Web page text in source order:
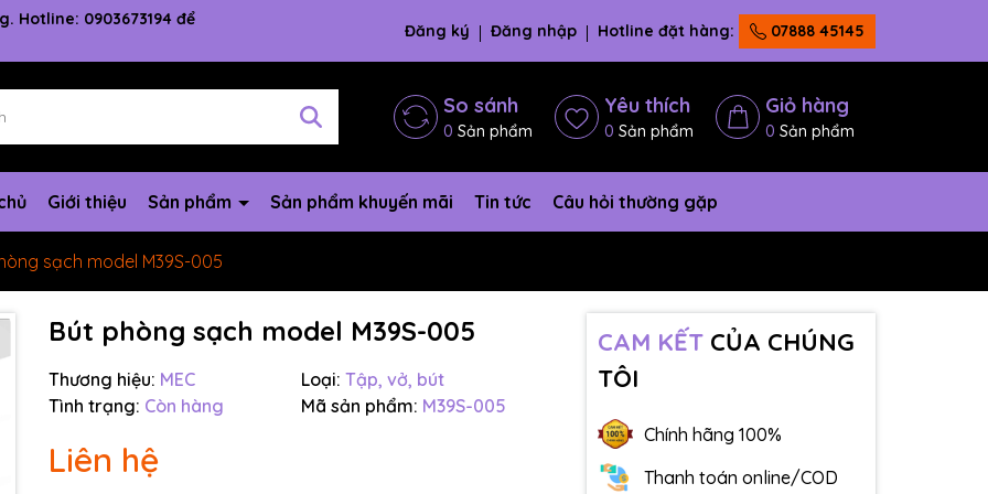
Hotline: 0903673194 để
Đăng ký Đăng nhập Hotline đặt hàng: 07888 45145
So sánh
0 Sản phẩm
Yêu thích
0 Sản phẩm
Giỏ hàng
0 Sản phẩm
Giới thiệu Sản phẩm Sản phẩm khuyến mãi Tin tức Câu hỏi thường gặp
sạch model M39S-005
Bút phòng sạch model M39S-005
Thương hiệu: MEC Loại: Tập, vở, bút
Tình trạng: Còn hàng Mã sản phẩm: M39S-005
Liên hệ
CAM KẾTCỦA CHÚNG
TÔI
Chính hãng 100%
Thanh toán online/COD
Ngày hết hạn: